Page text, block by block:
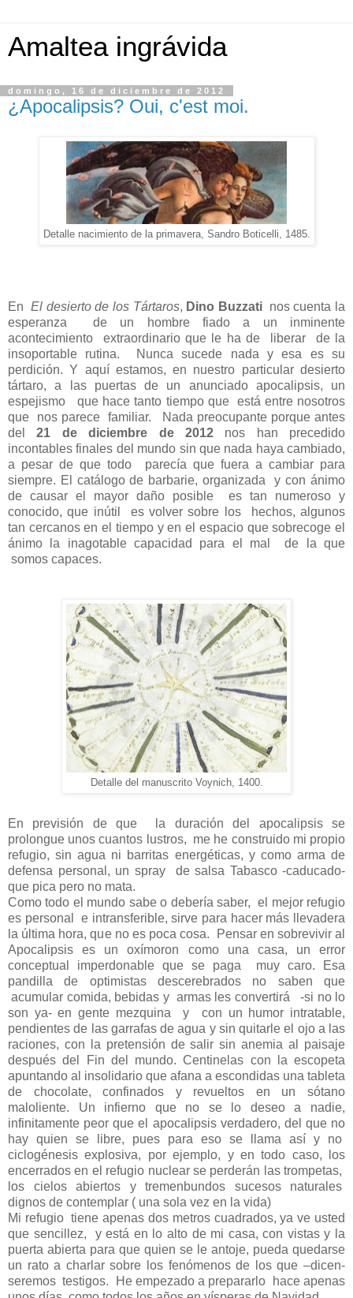
Amaltea ingrávida
domingo, 16 de diciembre de 2012
¿Apocalipsis? Oui, c'est moi.
Detalle nacimiento de la primavera, Sandro Boticelli, 1485.
En El desierto de los Tártaros, Dino Buzzatinos cuenta la
esperanza
de un hombre fiado a un inminente
acontecimiento
extraordinario que le ha de liberar
de la
insoportable rutina.
Nunca sucede nada y esa es su
perdición. Y aquí estamos, en nuestro particular desierto
tártaro,
a las puertas de un anunciado apocalipsis, un
espejismo
que hace tanto tiempo que está entre nosotros
que
nos parece familiar.
Nada preocupante porque antes
del21 de diciembre de 2012nos han precedido
incontables finales del mundo sin que nada haya cambiado,
a pesar de que todo
parecía que fuera a cambiar para
siempre. El catálogo de barbarie, organizada
y con ánimo
de causar el mayor daño posible
es tan numeroso y
conocido, que inútil
es volver sobre los
hechos, algunos
tan cercanos en el tiempo y en el espacio que sobrecoge el
ánimo la inagotable capacidad para el mal
de la que
somos capaces.
Detalle del manuscrito Voynich, 1400.
En previsión de que
la duración del apocalipsis se
prolongue unos cuantos lustros, me he construido mi propio
refugio, sin agua ni barritas energéticas, y como arma de
defensa personal, un spray
de salsa Tabasco -caducado-
que pica pero no mata.
Como todo el mundo sabe o debería saber,el mejor refugio
es personal
e intransferible, sirve para hacer más llevadera
la última hora, que no es poca cosa.
Pensar en sobrevivir al
Apocalipsis es un oxímoron como una casa, un error
conceptual imperdonable que se paga
muy caro.
Esa
pandilla de optimistas descerebrados no saben que
acumular comida, bebidas y armas les convertirá
-si no lo
son ya- en gente mezquina
y
con un humor intratable,
pendientes de las garrafas de agua y sin quitarle el ojo a las
raciones, con la pretensión de salir sin anemia al paisaje
después del Fin del mundo. Centinelas con la escopeta
apuntando al insolidario que afana a escondidas una tableta
de chocolate, confinados y revueltos en un sótano
maloliente. Un infierno que no se lo deseo a nadie,
infinitamente peor que el apocalipsis verdadero, del que no
hay quien se libre, pues para eso se llama así y no
ciclogénesis explosiva, por ejemplo, y en todo caso, los
encerrados en el refugio nuclear se perderán las trompetas,
los cielos abiertos y tremenbundos sucesos naturales
dignos de contemplar ( una sola vez en la vida)
Mi refugio tiene apenas dos metros cuadrados, ya ve usted
que sencillez,
y está en lo alto de mi casa, con vistas y la
puerta abierta para que quien se le antoje, pueda quedarse
un rato a charlar sobre los fenómenos de los que –dicen-
seremos testigos. He empezado a prepararlo
hace apenas